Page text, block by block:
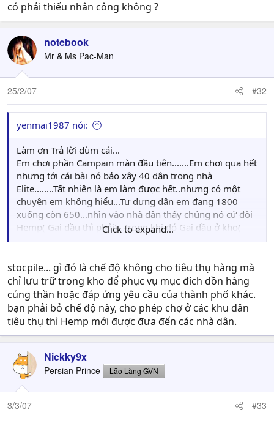
có phải thiếu nhân công không ?
notebook
Mr & Ms Pac-Man
25/2/07 #32
yenmai1987 nói:
Làm ơn Trả lời dùm cái...
Em chơi phần Campain màn đầu tiên.......Em chơi qua hết
nhưng tới cái bài nó bảo xây 40 dân trong nhà
Elite........Tất nhiên là em làm được hết..nhưng có một
chuyện em không hiểu...Tự dưng dân em đang 1800
xuống còn 650...nhìn vào nhà dân thấy chúng nó cứ đòi
Hemp( Gai dầu thì phải)...trong khi đó Gai dầu ở kho(
gần chợ nha, ko phai xa chợ nha) đầy ú ụ..Chỉ vào chợ
..Không hiểu luôn...Làm sao lại thế chứ..AI biết chỉ dùm
tôi cái..tôi đang cần gấp......Cám ơn trước nha..
Click to expand...
stocpile... gì đó là chế độ không cho tiêu thụ hàng mà
chỉ lưu trữ trong kho để phục vụ mục đích dồn hàng
cúng thần hoặc đáp ứng yêu cầu của thành phố khác.
bạn phải bỏ chế độ này, cho phép chợ ở các khu dân
tiêu thụ thì Hemp mới được đưa đến các nhà dân.
Nickky9x
Persian Prince Lão Làng GVN
3/3/07 #33